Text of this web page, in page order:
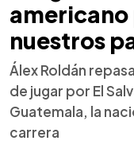
nuestros
Álex Roldán
de jugar por El
Guatemala, la
carrera